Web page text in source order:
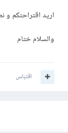
اريد اقتراحتكم
والسلام ختام
اقتباس